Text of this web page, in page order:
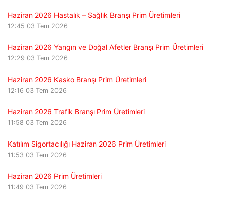
Haziran 2026 Hastalık – Sağlık Branşı Prim Üretimleri
12:45 03 Tem 2026
Haziran 2026 Yangın ve Doğal Afetler Branşı Prim Üretimleri
12:29 03 Tem 2026
Haziran 2026 Kasko Branşı Prim Üretimleri
12:16 03 Tem 2026
Haziran 2026 Trafik Branşı Prim Üretimleri
11:58 03 Tem 2026
Katılım Sigortacılığı Haziran 2026 Prim Üretimleri
11:53 03 Tem 2026
Haziran 2026 Prim Üretimleri
11:49 03 Tem 2026